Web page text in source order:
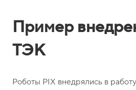
Пример
ТЭК
Роботы PIX внедрялись в